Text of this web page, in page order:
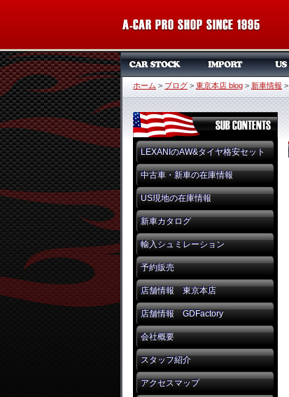
ホーム > ブログ > 東京本店 blog > 新車情報 >
LEXANIのAW&タイヤ格安セット
中古車・新車の在庫情報
US現地の在庫情報
新車カタログ
輸入シュミレーション
予約販売
店舗情報 東京本店
店舗情報 GDFactory
会社概要
スタッフ紹介
アクセスマップ